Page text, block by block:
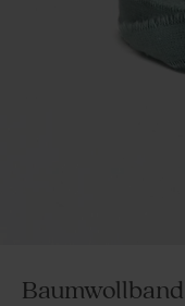
Baumwollband